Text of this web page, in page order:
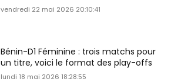
vendredi 22 mai 2026 20:10:41
Bénin-D1 Féminine : trois matchs pour
un titre, voici le format des play-offs
lundi 18 mai 2026 18:28:55